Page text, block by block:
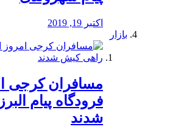
اکتبر 19, 2019
بازار
مسافران کرجی
فرودگاه پیام
شدند